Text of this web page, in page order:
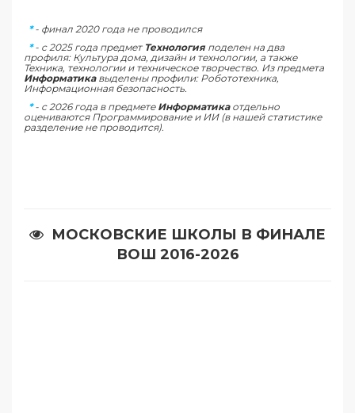
*- финал 2020 года не проводился
*- c 2025 года предмет Технология поделен на два
профиля: Культура дома, дизайн и технологии, а также
Техника, технологии и техническое творчество. Из предмета
Информатикавыделены профили: Робототехника,
Информационная безопасность.
*- c 2026 года в предмете Информатикаотдельно
оцениваются Программирование и ИИ (в нашей статистике
разделение не проводится).
МОСКОВСКИЕ ШКОЛЫ В ФИНАЛЕ
ВОШ 2016-2026